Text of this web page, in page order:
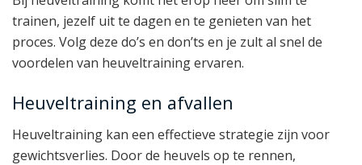
trainen, jezelf uit te dagen en te genieten van het
proces. Volg deze do’s en don’ts en je zult al snel de
voordelen van heuveltraining ervaren.
Heuveltraining en afvallen
Heuveltraining kan een effectieve strategie zijn voor
gewichtsverlies. Door de heuvels op te rennen,